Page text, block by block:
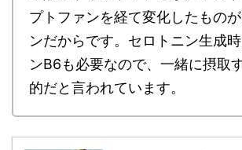
プトファンを経て変化したもの
ンだからです。セロトニン生成
ンB6も必要なので、一緒に摂取
的だと言われています。